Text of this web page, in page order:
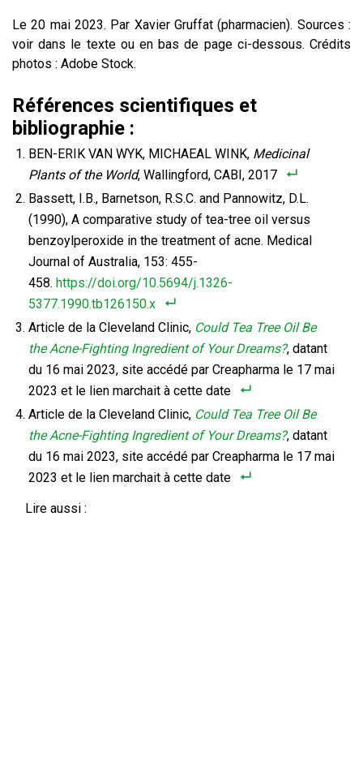
Le 20 mai 2023. Par Xavier Gruffat (pharmacien). Sources :
voir dans le texte ou en bas de page ci-dessous. Crédits
photos : Adobe Stock.
Références scientifiques et
bibliographie :
BEN-ERIK VAN WYK, MICHAEAL WINK, Medicinal
Plants of the World, Wallingford, CABI, 2017
Bassett, I.B., Barnetson, R.S.C. and Pannowitz, D.L.
(1990), A comparative study of tea-tree oil versus
benzoylperoxide in the treatment of acne. Medical
Journal of Australia, 153: 455-
458. https://doi.org/10.5694/j.1326-
5377.1990.tb126150.x
Article de la Cleveland Clinic, Could Tea Tree Oil Be
the Acne-Fighting Ingredient of Your Dreams?, datant
du 16 mai 2023, site accédé par Creapharma le 17 mai
2023 et le lien marchait à cette date
Article de la Cleveland Clinic, Could Tea Tree Oil Be
the Acne-Fighting Ingredient of Your Dreams?, datant
du 16 mai 2023, site accédé par Creapharma le 17 mai
2023 et le lien marchait à cette date
Lire aussi :